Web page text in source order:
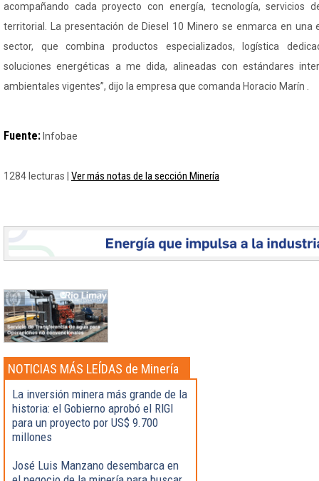
acompañando cada proyecto con energía, tecnología, servicios
territorial. La presentación de Diesel 10 Minero se enmarca en una
sector, que combina productos especializados, logística
soluciones energéticas a me dida, alineadas con estándares
ambientales vigentes”, dijo la empresa que comanda Horacio Marín .
Fuente: Infobae
1284 lecturas | Ver más notas de la sección Minería
NOTICIAS MÁS LEÍDAS de Minería
La inversión minera más grande de la
historia: el Gobierno aprobó el RIGI
para un proyecto por US$ 9.700
millones
José Luis Manzano desembarca en